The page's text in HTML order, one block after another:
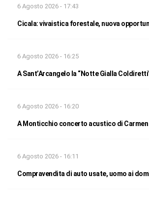
6 Agosto 2026 - 17:43
Cicala: vivaistica forestale, nuova
6 Agosto 2026 - 16:25
A Sant’Arcangelo la “Notte Gialla
6 Agosto 2026 - 16:20
A Monticchio concerto acustico di
6 Agosto 2026 - 16:11
Compravendita di auto usate, uomo ai